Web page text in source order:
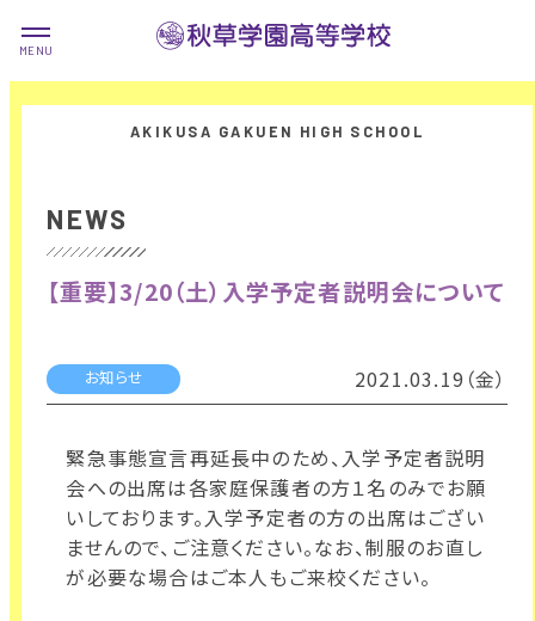
NEWS
【重要】3/20（土）入学予定者説明会について
お知らせ 2021.03.19（金）
緊急事態宣言再延長中のため、入学予定者説明
会への出席は各家庭保護者の方１名のみでお願
いしております。入学予定者の方の出席はござい
ませんので、ご注意ください。なお、制服のお直し
が必要な場合はご本人もご来校ください。